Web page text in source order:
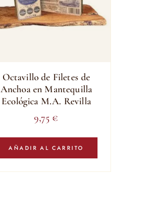
Octavillo de Filetes de
Anchoa en Mantequilla
Ecológica M.A. Revilla
9,75 €
AÑADIR AL CARRITO